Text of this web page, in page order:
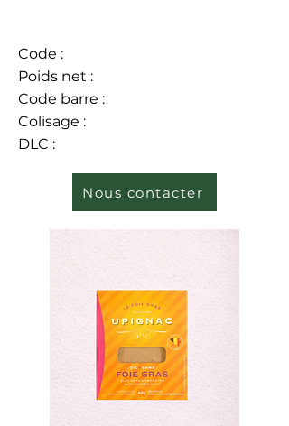
Code :
Poids net :
Code barre :
Colisage :
DLC :
Nous contacter